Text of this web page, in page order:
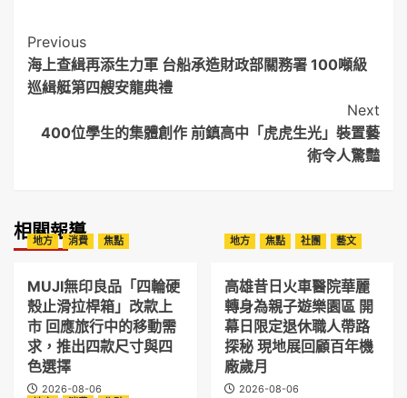
Post
Navigation
Previous
海上查緝再添生力軍 台船承造財政部關務署 100噸級
巡緝艇第四艘安龍典禮
Next
400位學生的集體創作 前鎮高中「虎虎生光」裝置藝
術令人驚豔
相關報導
地方 消費 焦點
MUJI無印良品「四輪硬
殼止滑拉桿箱」改款上
市 回應旅行中的移動需
求，推出四款尺寸與四
色選擇
2026-08-06
地方 焦點 社團 藝文
高雄昔日火車醫院華麗
轉身為親子遊樂園區 開
幕日限定退休職人帶路
探秘 現地展回顧百年機
廠歲月
2026-08-06